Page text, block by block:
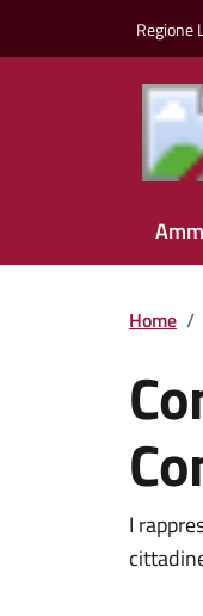
Regione
Home /
I